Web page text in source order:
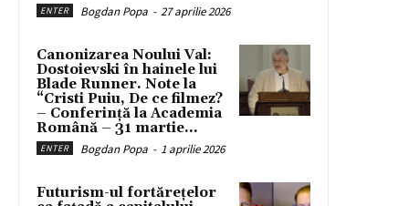
ENTER Bogdan Popa - 27 aprilie 2026
Canonizarea Noului Val:
Dostoievski în hainele lui
Blade Runner. Note la
“Cristi Puiu, De ce filmez?
– Conferință la Academia
Română – 31 martie...
ENTER Bogdan Popa - 1 aprilie 2026
Futurism-ul fortărețelor